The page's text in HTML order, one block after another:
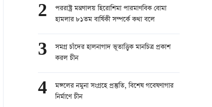
2
পররাষ্ট্র মন্ত্রণালয় হিরোশিমা পারমাণবিক বোমা
হামলার ৮১তম বার্ষিকী সম্পর্কে কথা বলে
3
সমগ্র চাঁদের হালনাগাদ ভূতাত্ত্বিক মানচিত্র প্রকাশ
করল চীন
4
মঙ্গলের নমুনা সংগ্রহে প্রস্তুতি, বিশেষ গবেষণাগার
নির্মাণে চীন